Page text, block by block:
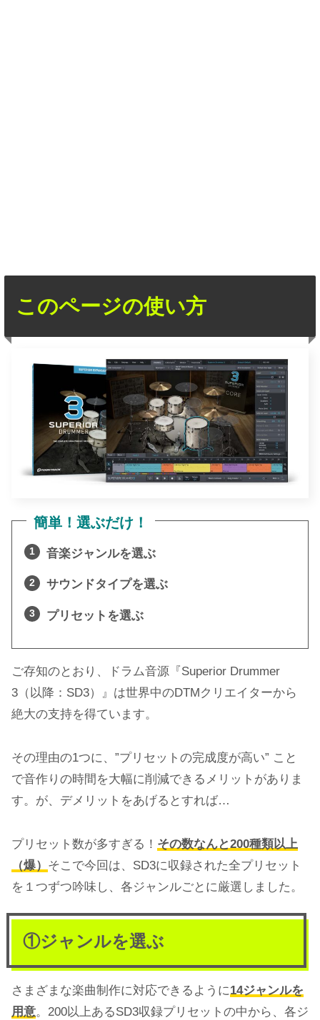
このページの使い方
簡単！選ぶだけ！
音楽ジャンルを選ぶ
サウンドタイプを選ぶ
プリセットを選ぶ
ご存知のとおり、ドラム音源『Superior Drummer
3（以降：SD3）』は世界中のDTMクリエイターから
絶大の支持を得ています。
その理由の1つに、”プリセットの完成度が高い” こと
で音作りの時間を大幅に削減できるメリットがありま
す。が、デメリットをあげるとすれば…
プリセット数が多すぎる！ その数なんと200種類以上
（爆） そこで今回は、SD3に収録された全プリセット
を１つずつ吟味し、各ジャンルごとに厳選しました。
①ジャンルを選ぶ
さまざまな楽曲制作に対応できるように14ジャンルを
用意。200以上あるSD3収録プリセットの中から、各ジ